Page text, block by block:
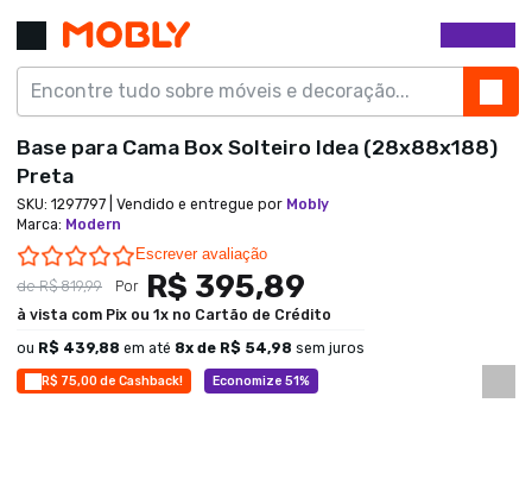
R$ 75,00 de Cashback! Economize 51%
Base para Cama Box Solteiro Idea (28x88x188)
Preta
SKU: 1297797 | Vendido e entregue por Mobly
Marca: Modern
0.0 star rating
Escrever avaliação
deR$ 819,99 Por R$ 395,89
à vista com Pix ou 1x no Cartão de Crédito
ou R$ 439,88 em até 8x de R$ 54,98 sem juros